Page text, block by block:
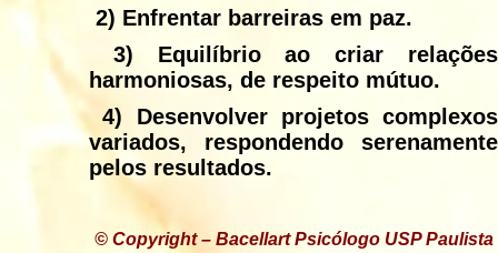
2) Enfrentar barreiras em paz.
3) Equilíbrio ao criar relações
harmoniosas, de respeito mútuo.
4) Desenvolver projetos complexos
variados, respondendo serenamente
pelos resultados.
© Copyright – Bacellart Psicólogo USP Paulista